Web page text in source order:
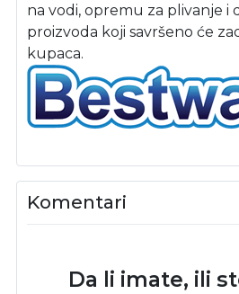
na vodi, opremu za plivanje i
proizvoda koji savršeno će
kupaca.
Komentari
Da li imate, ili